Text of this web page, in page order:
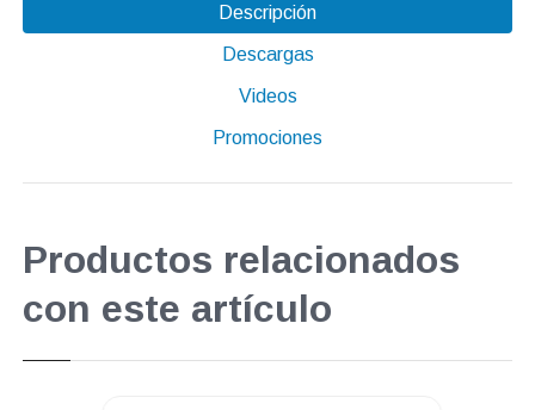
Descripción
Descargas
Videos
Promociones
Productos relacionados
con este artículo